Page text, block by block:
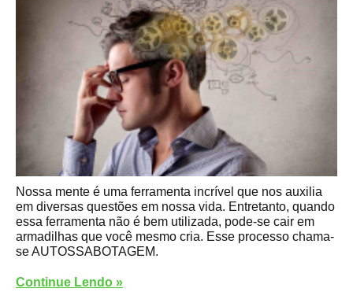
Nossa mente é uma ferramenta incrível que nos auxilia
em diversas questões em nossa vida. Entretanto, quando
essa ferramenta não é bem utilizada, pode-se cair em
armadilhas que você mesmo cria. Esse processo chama-
se AUTOSSABOTAGEM.
Continue Lendo »